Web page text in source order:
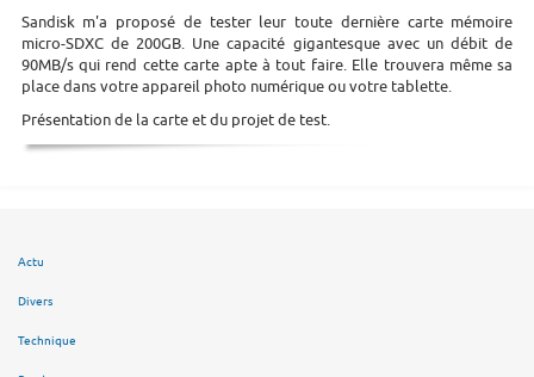
Sandisk m'a proposé de tester leur toute dernière carte mémoire
micro-SDXC de 200GB. Une capacité gigantesque avec un débit de
90MB/s qui rend cette carte apte à tout faire. Elle trouvera même sa
place dans votre appareil photo numérique ou votre tablette.
Présentation de la carte et du projet de test.
Actu
Divers
Technique